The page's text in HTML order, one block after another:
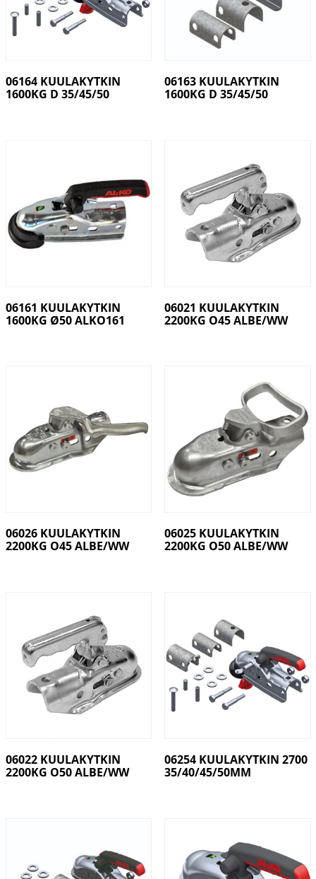
06164 KUULAKYTKIN
1600KG D 35/45/50
06163 KUULAKYTKIN
1600KG D 35/45/50
06161 KUULAKYTKIN
1600KG Ø50 ALKO161
06021 KUULAKYTKIN
2200KG O45 ALBE/WW
06026 KUULAKYTKIN
2200KG O45 ALBE/WW
06025 KUULAKYTKIN
2200KG O50 ALBE/WW
06022 KUULAKYTKIN
2200KG O50 ALBE/WW
06254 KUULAKYTKIN 2700
35/40/45/50MM